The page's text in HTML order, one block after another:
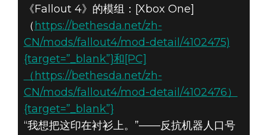
《Fallout 4》的模组：[Xbox One]
（ https://bethesda.net/zh-
CN/mods/fallout4/mod-detail/4102475)
{target=”_blank”}和[PC]
（https://bethesda.net/zh-
CN/mods/fallout4/mod-detail/4102476）
{target=”_blank”}
“我想把这印在衬衫上。”——反抗机器人口号